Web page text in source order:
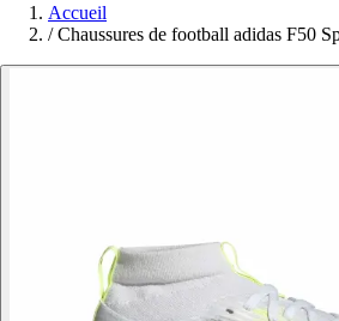
Accueil
/ Chaussures de football adidas F50